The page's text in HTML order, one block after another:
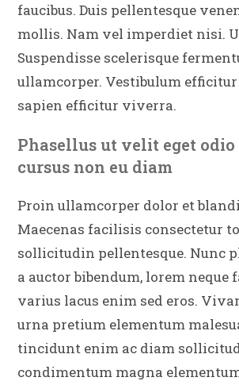
faucibus. Duis pellentesque
mollis. Nam vel imperdiet nisi.
Suspendisse scelerisque
ullamcorper. Vestibulum
sapien efficitur viverra.
Phasellus ut velit eget
cursus non eu diam
Proin ullamcorper dolor et
Maecenas facilisis consectetur
sollicitudin pellentesque. Nunc
a auctor bibendum, lorem neque
varius lacus enim sed eros.
urna pretium elementum
tincidunt enim ac diam
condimentum magna